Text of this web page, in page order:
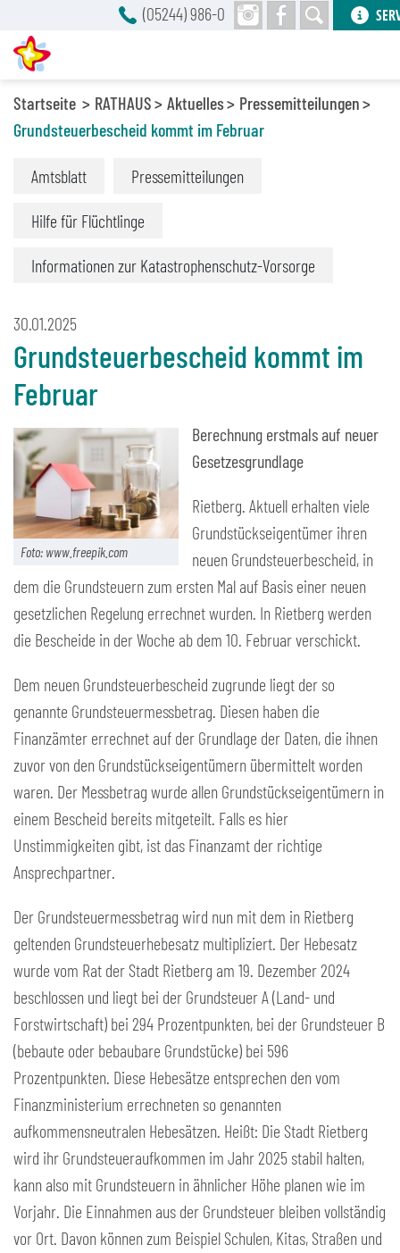
Startseite RATHAUS Aktuelles
Pressemitteilungen
Grundsteuerbescheid kommt im Februar
Amtsblatt Pressemitteilungen
Hilfe für Flüchtlinge
Informationen zur Katastrophenschutz-Vorsorge
30.01.2025
Grundsteuerbescheid kommt im
Februar
Foto: www.freepik.com
Berechnung erstmals auf neuer
Gesetzesgrundlage
Rietberg. Aktuell erhalten viele
Grundstückseigentümer ihren
neuen Grundsteuerbescheid, in
dem die Grundsteuern zum ersten Mal auf Basis einer neuen
gesetzlichen Regelung errechnet wurden. In Rietberg werden
die Bescheide in der Woche ab dem 10. Februar verschickt.
Dem neuen Grundsteuerbescheid zugrunde liegt der so
genannte Grundsteuermessbetrag. Diesen haben die
Finanzämter errechnet auf der Grundlage der Daten, die ihnen
zuvor von den Grundstückseigentümern übermittelt worden
waren. Der Messbetrag wurde allen Grundstückseigentümern in
einem Bescheid bereits mitgeteilt. Falls es hier
Unstimmigkeiten gibt, ist das Finanzamt der richtige
Ansprechpartner.
Der Grundsteuermessbetrag wird nun mit dem in Rietberg
geltenden Grundsteuerhebesatz multipliziert. Der Hebesatz
wurde vom Rat der Stadt Rietberg am 19. Dezember 2024
beschlossen und liegt bei der Grundsteuer A (Land- und
Forstwirtschaft) bei 294 Prozentpunkten, bei der Grundsteuer B
(bebaute oder bebaubare Grundstücke) bei 596
Prozentpunkten. Diese Hebesätze entsprechen den vom
Finanzministerium errechneten so genannten
aufkommensneutralen Hebesätzen. Heißt: Die Stadt Rietberg
wird ihr Grundsteueraufkommen im Jahr 2025 stabil halten,
kann also mit Grundsteuern in ähnlicher Höhe planen wie im
Vorjahr. Die Einnahmen aus der Grundsteuer bleiben vollständig
vor Ort. Davon können zum Beispiel Schulen, Kitas, Straßen und
(05244) 986-0